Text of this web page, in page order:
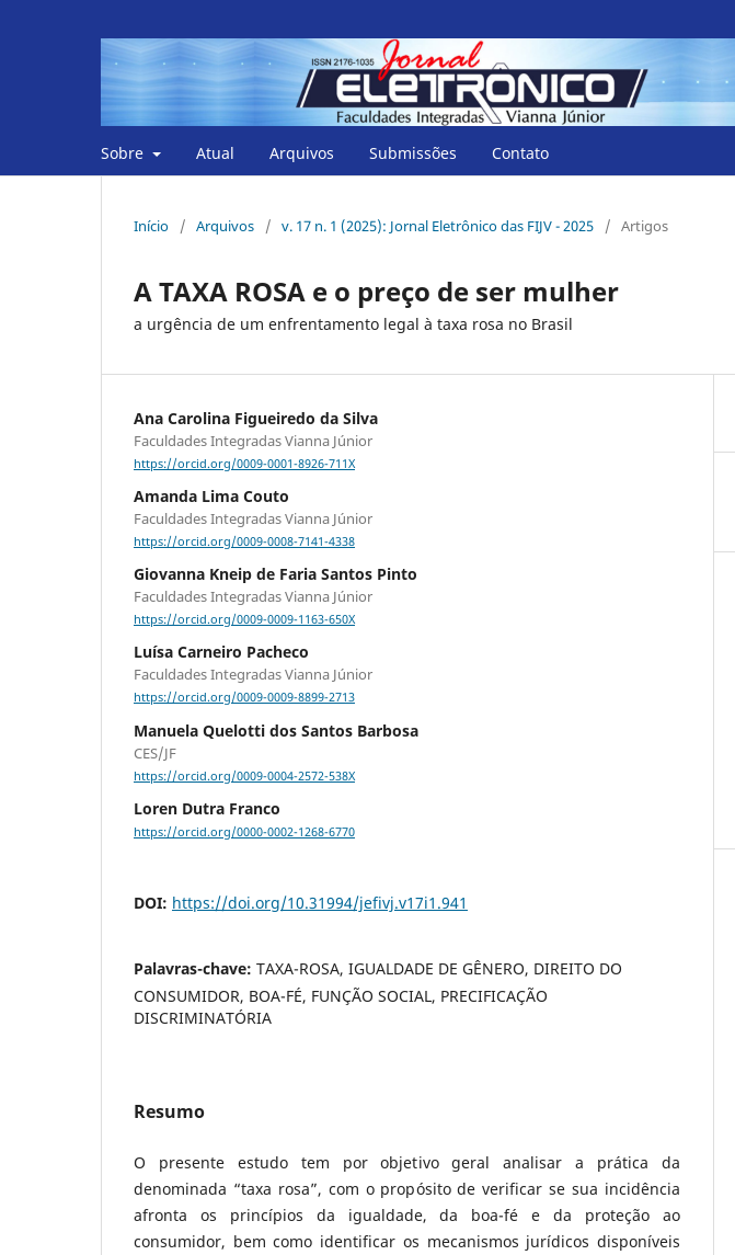
Sobre Atual Arquivos Submissões Contato
Início / Arquivos / v. 17 n. 1 (2025): Jornal Eletrônico das FIJV - 2025 / Artigos
A TAXA ROSA e o preço de ser mulher
a urgência de um enfrentamento legal à taxa rosa no Brasil
Ana Carolina Figueiredo da Silva
Faculdades Integradas Vianna Júnior
https://orcid.org/0009-0001-8926-711X
Amanda Lima Couto
Faculdades Integradas Vianna Júnior
https://orcid.org/0009-0008-7141-4338
Giovanna Kneip de Faria Santos Pinto
Faculdades Integradas Vianna Júnior
https://orcid.org/0009-0009-1163-650X
Luísa Carneiro Pacheco
Faculdades Integradas Vianna Júnior
https://orcid.org/0009-0009-8899-2713
Manuela Quelotti dos Santos Barbosa
CES/JF
https://orcid.org/0009-0004-2572-538X
Loren Dutra Franco
https://orcid.org/0000-0002-1268-6770
DOI: https://doi.org/10.31994/jefivj.v17i1.941
Palavras-chave: TAXA-ROSA, IGUALDADE DE GÊNERO, DIREITO DO
CONSUMIDOR, BOA-FÉ, FUNÇÃO SOCIAL, PRECIFICAÇÃO
DISCRIMINATÓRIA
Resumo
O presente estudo tem por objetivo geral analisar a prática da
denominada “taxa rosa”, com o propósito de verificar se sua incidência
afronta os princípios da igualdade, da boa-fé e da proteção ao
consumidor, bem como identificar os mecanismos jurídicos disponíveis